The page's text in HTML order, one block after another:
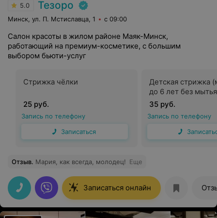
5.0 Тезоро
Минск, ул. П. Мстиславца, 1 с 09:00
Салон красоты в жилом районе Маяк-Минск,
работающий на премиум-косметике, с большим
выбором бьюти-услуг
Стрижка чёлки
25 руб.
Запись по телефону
Записаться
Детская стрижка
до 6 лет без
35 руб.
Запись по телефону
Отзыв. Мария, как всегда, молодец! Еще
Записаться онлайн